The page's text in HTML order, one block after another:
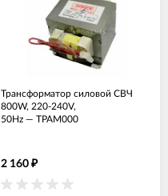
Трансформатор силовой СВЧ
800W, 220-240V,
50Hz — ТРАМ000
2 160 ₽